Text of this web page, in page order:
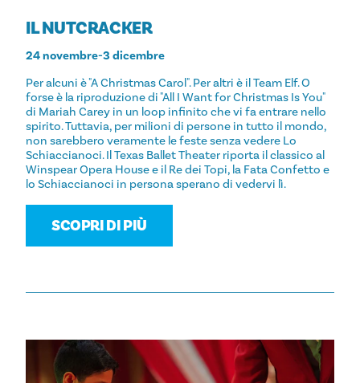
IL NUTCRACKER
24 novembre-3 dicembre
Per alcuni è "A Christmas Carol". Per altri è il Team Elf. O
forse è la riproduzione di "All I Want for Christmas Is You"
di Mariah Carey in un loop infinito che vi fa entrare nello
spirito. Tuttavia, per milioni di persone in tutto il mondo,
non sarebbero veramente le feste senza vedere Lo
Schiaccianoci. Il Texas Ballet Theater riporta il classico al
Winspear Opera House e il Re dei Topi, la Fata Confetto e
lo Schiaccianoci in persona sperano di vedervi lì.
SCOPRI DI PIÙ